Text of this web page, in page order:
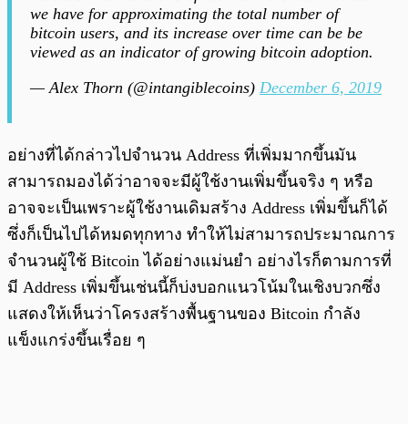
we have for approximating the total number of
bitcoin users, and its increase over time can be be
viewed as an indicator of growing bitcoin adoption.
— Alex Thorn (@intangiblecoins) December 6, 2019
อย่างที่ได้กล่าวไปจำนวน Address ที่เพิ่มมากขึ้นมัน
สามารถมองได้ว่าอาจจะมีผู้ใช้งานเพิ่มขึ้นจริง ๆ หรือ
อาจจะเป็นเพราะผู้ใช้งานเดิมสร้าง Address เพิ่มขึ้นก็ได้
ซึ่งก็เป็นไปได้หมดทุกทาง ทำให้ไม่สามารถประมาณการ
จำนวนผู้ใช้ Bitcoin ได้อย่างแม่นยำ อย่างไรก็ตามการที่
มี Address เพิ่มขึ้นเช่นนี้ก็บ่งบอกแนวโน้มในเชิงบวกซึ่ง
แสดงให้เห็นว่าโครงสร้างพื้นฐานของ Bitcoin กำลัง
แข็งแกร่งขึ้นเรื่อย ๆ